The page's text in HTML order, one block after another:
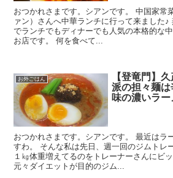
おつかれさまです。シアンです。 中国家常
ァン）さんへ中華ランチに行って来ました
でランチでもディナーでも人気の本格的な
お店です。 何を食べて...
お外ごはん
【登竜門】
派の担々麺
味の濃いラ
おつかれさまです。シアンです。 最近はラ
すわ。 そんな私は先日、週一回のジムトレ
１㎏体重増えてるのをトレーナーさんにビ
元々ダイエットが目的のジム...